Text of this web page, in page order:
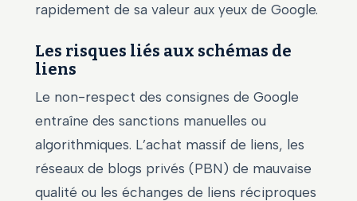
rapidement de sa valeur aux yeux de Google.
Les risques liés aux schémas de
liens
Le non-respect des consignes de Google
entraîne des sanctions manuelles ou
algorithmiques. L’achat massif de liens, les
réseaux de blogs privés (PBN) de mauvaise
qualité ou les échanges de liens réciproques